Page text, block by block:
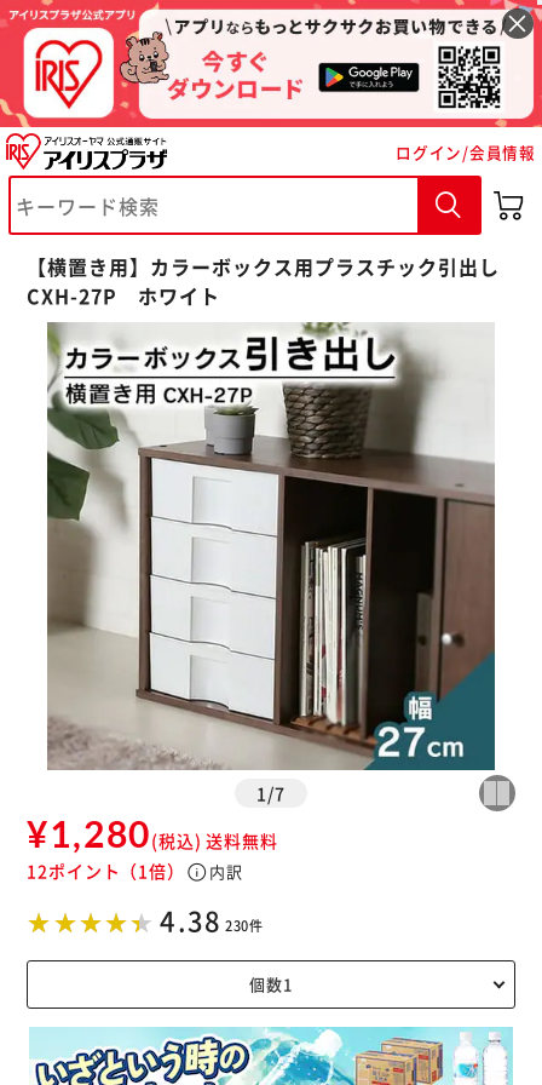
ログイン/会員情報
【横置き用】カラーボックス用プラスチック引出し
CXH-27P ホワイト
1 /7
¥1,280(税込) 送料無料
12ポイント （1倍） info内訳
4.38 230件
※ご確認ください
カートに入れる 購入手続きへ